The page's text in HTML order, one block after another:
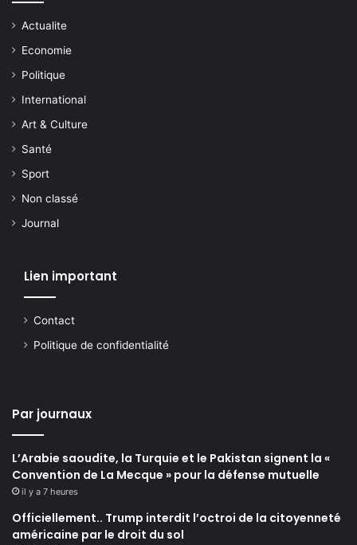
Actualite
Economie
Politique
International
Art & Culture
Santé
Sport
Non classé
Journal
Lien important
Contact
Politique de confidentialité
Par journaux
L’Arabie saoudite, la Turquie et le Pakistan signent la «
Convention de La Mecque » pour la défense mutuelle
il y a 7 heures
Officiellement.. Trump interdit l’octroi de la citoyenneté
américaine par le droit du sol